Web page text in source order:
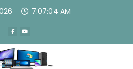
7:07:04 AM